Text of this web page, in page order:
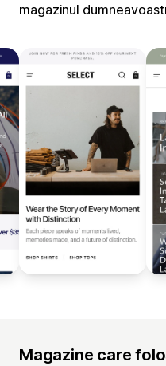
magazinul
Magazine care